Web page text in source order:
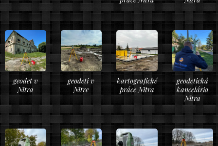
geodet v
Nitra
geodeti v
Nitre
kartografické
práce Nitra
geodetická
kancelária
Nitra